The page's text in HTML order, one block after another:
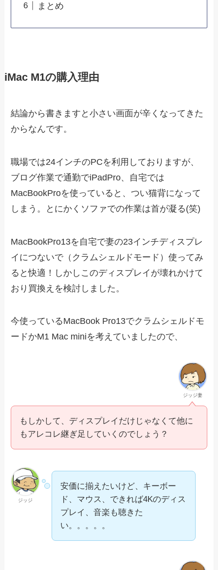
まとめ
iMac M1の購入理由
結論から書きますと小さい画面が辛くなってきた
からなんです。
職場では24インチのPCを利用しておりますが、
ブログ作業で通勤でiPadPro、自宅では
MacBookProを使っていると、つい猫背になって
しまう。とにかくソファでの作業は首が凝る(笑)
MacBookPro13を自宅で妻の23インチディスプレ
イにつないで（クラムシェルドモード）使ってみ
ると快適！しかしこのディスプレイが壊れかけて
おり買換えを検討しました。
今使っているMacBook Pro13でクラムシェルドモ
ードかM1 Mac miniを考えていましたので、
ジッジ妻
もしかして、ディスプレイだけじゃなくて他に
もアレコレ継ぎ足していくのでしょう？
ジッジ
安価に揃えたいけど、キーボー
ド、マウス、できれば4Kのディス
プレイ、音楽も聴きた
い。。。。。